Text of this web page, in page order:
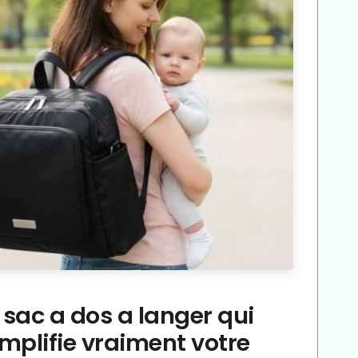
sac a dos a langer qui
vraiment votre